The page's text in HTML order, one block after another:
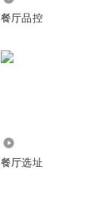
餐厅品控
餐厅选址